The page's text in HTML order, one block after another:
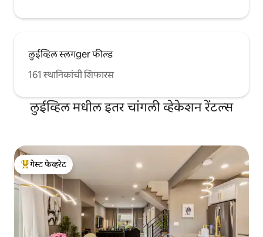
लुईव्हिल स्लगger फील्ड
161 स्थानिकांची शिफारस
लुईव्हिल मधील इतर चांगली व्हेकेशन रेंटल्स
टॉप गेस्ट फेव्हरेट
गेस्ट फेव्हरेट